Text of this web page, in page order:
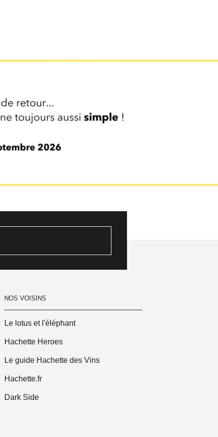
NOS VOISINS
Le lotus et l'éléphant
Hachette Heroes
Le guide Hachette des Vins
Hachette.fr
Dark Side